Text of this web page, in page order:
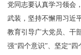
党同志要认真学习领会
武装，坚持不懈用习近
教育引导广大党员、干
强“四个意识”、坚定“